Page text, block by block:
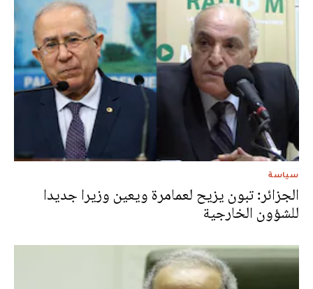
سياسة
الجزائر: تبون يزيح لعمامرة ويعين وزيرا جديدا
للشؤون الخارجية